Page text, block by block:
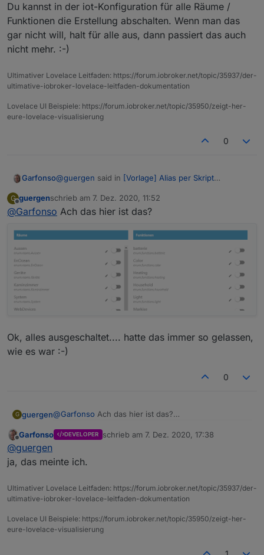
Du kannst in der iot-Konfiguration für alle Räume /
Funktionen die Erstellung abschalten. Wenn man das
gar nicht will, halt für alle aus, dann passiert das auch
nicht mehr. :-)
Ultimativer Lovelace Leitfaden: https://forum.iobroker.net/topic/35937/der-
ultimative-iobroker-lovelace-leitfaden-dokumentation
Lovelace UI Beispiele: https://forum.iobroker.net/topic/35950/zeigt-her-
eure-lovelace-visualisierung
0
Garfonso@guergen said in [Vorlage] Alias per Skript
@GarfonsoWo kann ich die automatische
Du kannst in der iot-Konfiguration für alle Räume /
Funktionen die Erstellung abschalten. Wenn man das
gar nicht will, halt für alle aus, dann passiert das
auch nicht mehr. :-)
G
Offline
guergenschrieb am 7. Dez. 2020, 11:52
zuletzt editiert von
@Garfonso Ach das hier ist das?
Ok, alles ausgeschaltet.... hatte das immer so gelassen,
wie es war :-)
0
G guergen@Garfonso Ach das hier ist das?
Ok, alles ausgeschaltet.... hatte das immer so
Garfonso DEVELOPER schrieb am 7. Dez. 2020, 17:38
zuletzt editiert von
@guergen
ja, das meinte ich.
Ultimativer Lovelace Leitfaden: https://forum.iobroker.net/topic/35937/der-
ultimative-iobroker-lovelace-leitfaden-dokumentation
Lovelace UI Beispiele: https://forum.iobroker.net/topic/35950/zeigt-her-
eure-lovelace-visualisierung